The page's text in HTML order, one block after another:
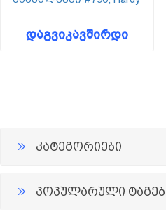
დაგვიკავშირდი
კატეგორიები
პოპულარული